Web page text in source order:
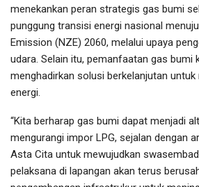
menekankan peran strategis gas bumi
punggung transisi energi nasional
Emission (NZE) 2060, melalui upaya
udara. Selain itu, pemanfaatan gas bumi
menghadirkan solusi berkelanjutan
energi.
“Kita berharap gas bumi dapat menjadi
mengurangi impor LPG, sejalan dengan
Asta Cita untuk mewujudkan
pelaksana di lapangan akan terus